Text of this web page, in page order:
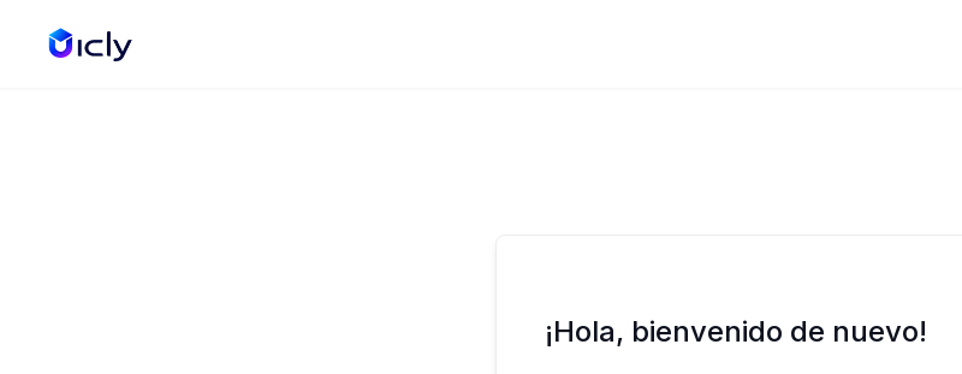
¡Hola, bienvenido de nuevo!